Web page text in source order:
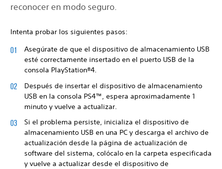
reconocer en modo seguro.
Intenta probar los siguientes pasos:
Asegúrate de que el dispositivo de almacenamiento USB
esté correctamente insertado en el puerto USB de la
consola PlayStation®4.
Después de insertar el dispositivo de almacenamiento
USB en la consola PS4™, espera aproximadamente 1
minuto y vuelve a actualizar.
Si el problema persiste, inicializa el dispositivo de
almacenamiento USB en una PC y descarga el archivo de
actualización desde la página de actualización de
software del sistema, colócalo en la carpeta especificada
y vuelve a actualizar desde el dispositivo de